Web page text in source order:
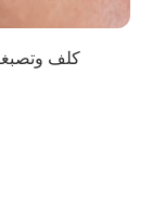
كلف